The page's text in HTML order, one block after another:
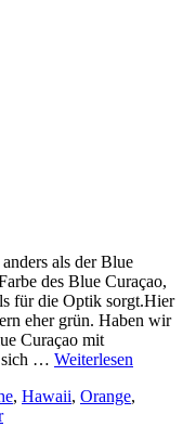
als der Blue
des Blue Curaçao,
für die Optik sorgt.Hier
eher grün. Haben wir
Curaçao mit
sich … Weiterlesen
, Hawaii, Orange,